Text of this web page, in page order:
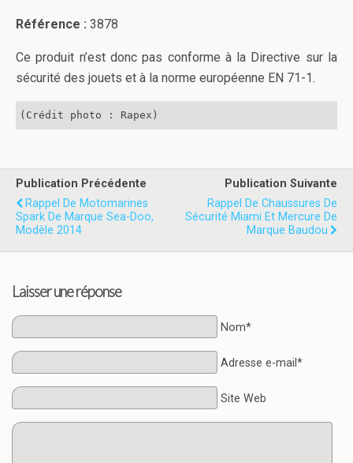
Référence : 3878
Ce produit n’est donc pas conforme à la Directive sur la
sécurité des jouets et à la norme européenne EN 71-1.
(Crédit photo : Rapex)
Publication Précédente
Rappel De Motomarines
Spark De Marque Sea-Doo,
Modèle 2014
Publication Suivante
Rappel De Chaussures De
Sécurité Miami Et Mercure De
Marque Baudou
Laisser une réponse
Nom*
Adresse e-mail*
Site Web